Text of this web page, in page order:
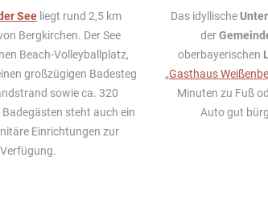
See liegt rund 2,5 km
Bergkirchen. Der See
Beach-Volleyballplatz,
großzügigen Badesteg
sowie ca. 320
steht auch ein
Einrichtungen zur
Verfügung.
Das idyllische
der
oberbayerischen
„Gasthaus
Minuten zu Fuß
Auto gut